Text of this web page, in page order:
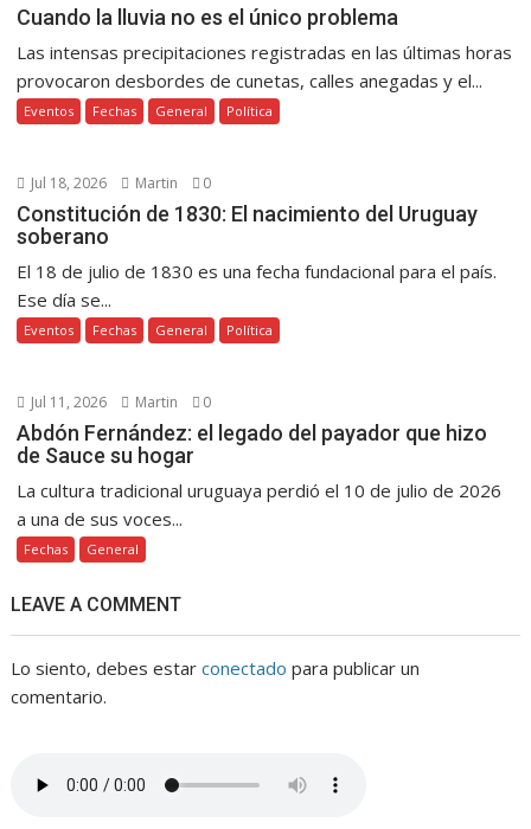
Cuando la lluvia no es el único problema
Las intensas precipitaciones registradas en las últimas horas
provocaron desbordes de cunetas, calles anegadas y el...
Eventos Fechas General Política
Jul 18, 2026 Martin 0
Constitución de 1830: El nacimiento del Uruguay
soberano
El 18 de julio de 1830 es una fecha fundacional para el país.
Ese día se...
Eventos Fechas General Política
Jul 11, 2026 Martin 0
Abdón Fernández: el legado del payador que hizo
de Sauce su hogar
La cultura tradicional uruguaya perdió el 10 de julio de 2026
a una de sus voces...
Fechas General
LEAVE A COMMENT
Lo siento, debes estarconectado para publicar un
comentario.